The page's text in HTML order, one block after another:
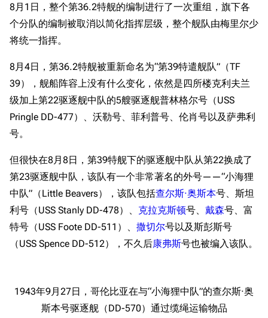
编辑规范
随便逛逛
特殊页面
上传文件
战利品与功勋
技能
装备属性一览
港区系统
头像
勋章
音乐
提督府
收藏室
宿舍与家具
餐厅与料理
学院与战术
杂学考据
考据勘误汇总
历代登录界面
术语词典
特殊成就
物品道具
历次活动关卡图标
舰船造船厂一览
舰船归宿一览
游戏动态
卫星观测
运营历史
参与画师
配音演员
艾拉微博存档
8月1日，整个第36.2特舰的编制进行了一次重组，旗下各
个分队的编制被取消以简化指挥层级，整个舰队由梅里尔少
将统一指挥。
8月4日，第36.2特舰被重新命名为“第39特遣舰队”（TF
39），舰船阵容上没有什么变化，依然是四所楼克利夫兰
级加上第22驱逐舰中队的5艘驱逐舰普林格尔号（USS
Pringle DD-477）、沃勒号、菲利普号、伦肖号以及萨弗利
号。
但很快在8月8日，第39特舰下的驱逐舰中队从第22换成了
第23驱逐舰中队，该队有一个非常著名的外号——“小海狸
中队”（Little Beavers），该队包括查尔斯·奥斯本号、斯坦
利号（USS Stanly DD-478）、 克拉克斯顿号、 戴森号、富
特号（USS Foote DD-511）、 撒切尔号以及斯彭斯号
（USS Spence DD-512），不久后康弗斯号也被编入该队。
1943年9月27日，哥伦比亚在与“小海狸中队”的查尔斯·奥
斯本号驱逐舰（DD-570）通过缆绳运输物品